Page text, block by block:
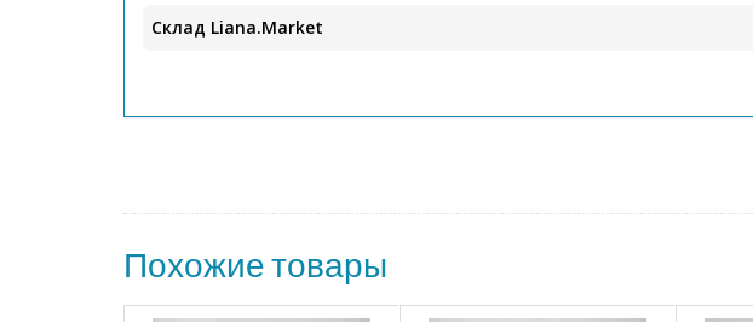
Склад Liana.Market
Похожие товары